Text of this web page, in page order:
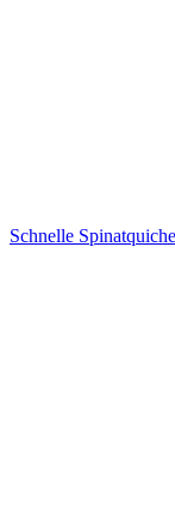
Schnelle